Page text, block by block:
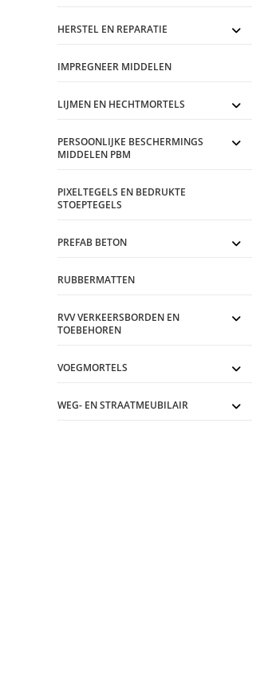
HERSTEL EN REPARATIE
IMPREGNEER MIDDELEN
LIJMEN EN HECHTMORTELS
PERSOONLIJKE BESCHERMINGS
MIDDELEN PBM
PIXELTEGELS EN BEDRUKTE
STOEPTEGELS
PREFAB BETON
RUBBERMATTEN
RVV VERKEERSBORDEN EN
TOEBEHOREN
VOEGMORTELS
WEG- EN STRAATMEUBILAIR